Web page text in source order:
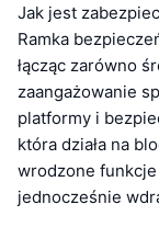
Jak jest
Ramka
łącząc zarówno
zaangażowanie
platformy i
która działa na
wrodzone
jednocześnie